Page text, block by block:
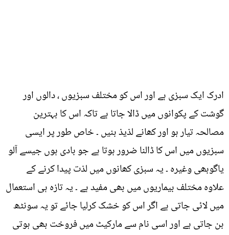
ادرک ایک سبزی ہے اور اس کو مختلف سبزیوں ، دالوں اور
گوشت کے پکوانوں میں ڈالا جاتا ہے تاکہ اس کا بہترین
مصالحہ تیار ہو اور کھانے لذیذ بنیں ۔ خاص طور پر ایسی
سبزیوں میں اس کا ڈالنا ضرور ہوتا ہے جو بادی ہوں جیسے آلو
یاگوبھی وغیرہ ۔ یہ سبزی کھانوں میں لذت پیدا کرنے کے
علاوہ مختلف بیماریوں میں بھی مفید ہے ۔ یہ تازہ ہی استعمال
میں لائی جاتی ہے اگر اس کو خشک کرلیا جائے تو یہ سونٹھ
بن جاتی ہے اور اسی نام سے مارکیٹ میں فروخت بھی ہوتی